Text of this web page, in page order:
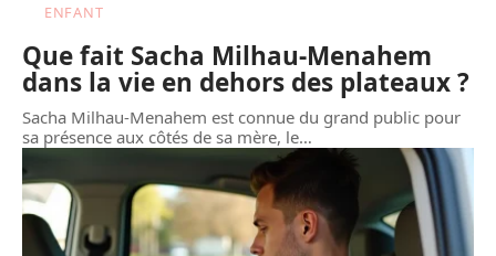
ENFANT
Que fait Sacha Milhau-Menahem
dans la vie en dehors des plateaux ?
Sacha Milhau-Menahem est connue du grand public pour
sa présence aux côtés de sa mère, le…